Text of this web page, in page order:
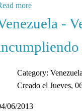
more
-
Category: Venezuela
Creado el Jueves,
06/2013